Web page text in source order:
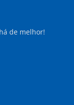
de melhor!